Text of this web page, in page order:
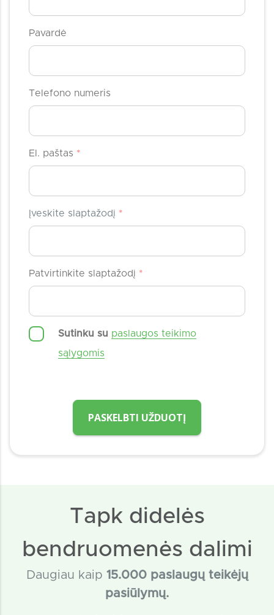
Pavardė
Telefono numeris
El. paštas *
Įveskite slaptažodį *
Patvirtinkite slaptažodį *
Sutinku su paslaugos teikimo
sąlygomis
PASKELBTI UŽDUOTĮ
Tapk didelės
bendruomenės dalimi
Daugiau kaip 15.000 paslaugų teikėjų
pasiūlymų.